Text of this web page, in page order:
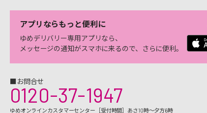
アプリならもっと便利に
ゆめデリバリー専用アプリなら、
メッセージの通知がスマホに来るので、さらに便利。
■お問合せ
0120-37-1947
ゆめオンラインカスタマーセンター［受付時間］あさ10時～夕方6時